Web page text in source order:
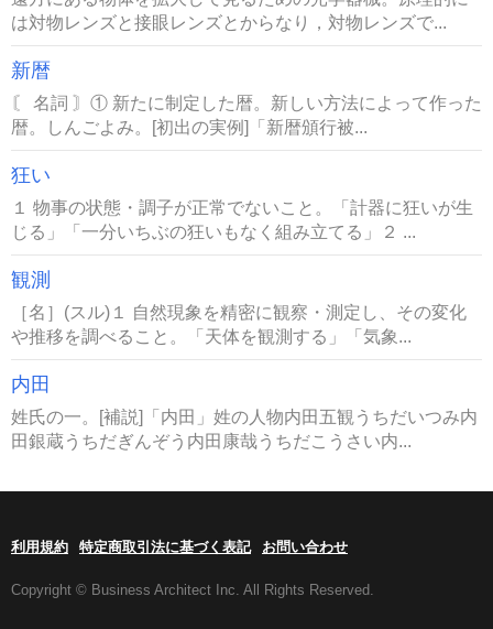
は対物レンズと接眼レンズとからなり，対物レンズで...
新暦
〘 名詞 〙① 新たに制定した暦。新しい方法によって作った
暦。しんごよみ。[初出の実例]「新暦頒行被...
狂い
１ 物事の状態・調子が正常でないこと。「計器に狂いが生
じる」「一分いちぶの狂いもなく組み立てる」２ ...
観測
［名］(スル)１ 自然現象を精密に観察・測定し、その変化
や推移を調べること。「天体を観測する」「気象...
内田
姓氏の一。[補説]「内田」姓の人物内田五観うちだいつみ内
田銀蔵うちだぎんぞう内田康哉うちだこうさい内...
利用規約 特定商取引法に基づく表記 お問い合わせ
Copyright © Business Architect Inc. All Rights Reserved.